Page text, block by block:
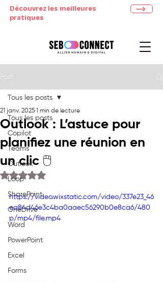
Découvrez les meilleures
pratiques
Tous les posts
Copilot
Teams
Outlook
Loop
SharePoint
OneDrive
Word
PowerPoint
Excel
Forms
Tous les posts
Outlook : L’astuce pour
planifiez une réunion en
un clic 🖱️
21 janv. 2025 1 min de lecture
Noté NaN étoiles sur 5.
https://video.wixstatic.com/video/337e23_46
ea84d46e3c4ba0aaec56290b0e8ca6/480
p/mp4/file.mp4